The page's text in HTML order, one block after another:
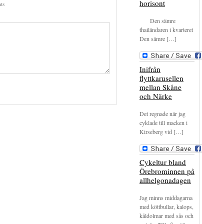
horisont
Den sämre
thailändaren i kvarteret
Den sämre […]
Inifrån
flyttkarusellen
mellan Skåne
och Närke
Det regnade när jag
cyklade till macken i
Kirseberg vid […]
Cykeltur bland
Örebrominnen på
allhelgonadagen
Jag minns middagarna
med köttbullar, kalops,
kåldolmar med sås och